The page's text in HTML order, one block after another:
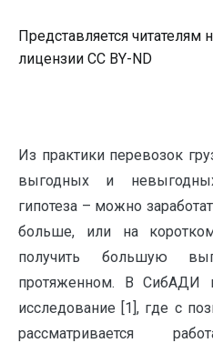
Представляется читателям
лицензии CC BY-ND
Из практики перевозок
выгодных и
гипотеза – можно
больше, или на
получить большую
протяженном. В СибАДИ
исследование [1], где с
рассматривается